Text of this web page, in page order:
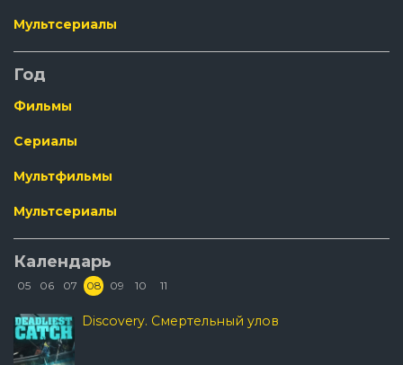
Мультсериалы
Год
Фильмы
Сериалы
Мультфильмы
Мультсериалы
Календарь
05 06 07 08 09 10 11
Discovery. Смертельный улов